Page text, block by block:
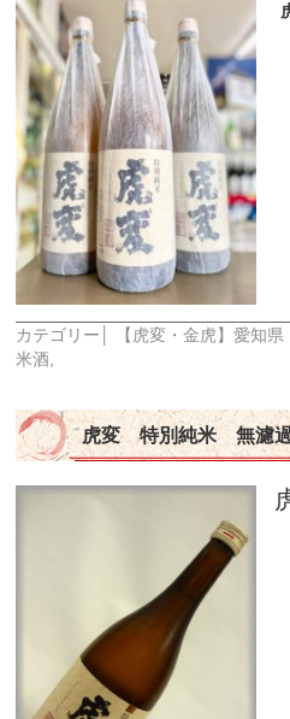
カテゴリー│
【虎変・金虎】愛知
米酒
虎変 特別純米 無濾
和食
すし
居酒屋・焼鳥
うなぎ
そば
焼肉
洋食・串あげ
中華・ラーメン
ダイニングバー・イタリアン・バー
スナック・ラウンジ・クラブ
喫茶・スイート・たこやき